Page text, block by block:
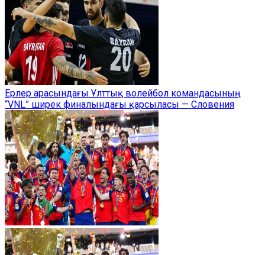
Ерлер арасындағы Ұлттық волейбол командасының
“VNL” ширек финалындағы қарсыласы — Словения